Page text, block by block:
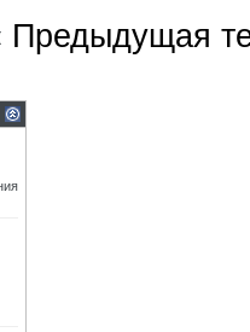
Предыдущая